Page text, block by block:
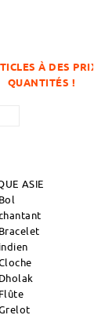
DÉGRESSIFS
ASIE
Bol
Bracelet
indien
Dholak
Flûte